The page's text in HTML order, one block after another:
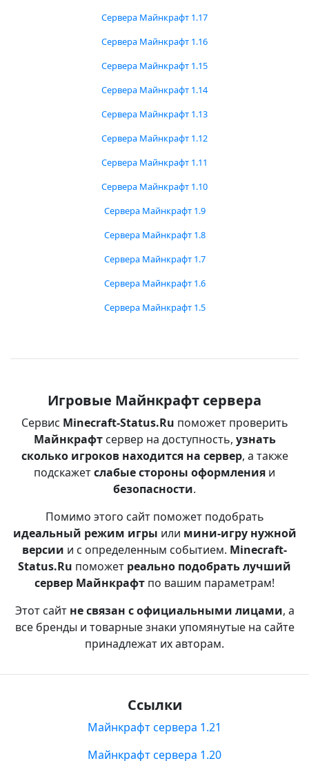
Сервера Майнкрафт 1.17
Сервера Майнкрафт 1.16
Сервера Майнкрафт 1.15
Сервера Майнкрафт 1.14
Сервера Майнкрафт 1.13
Сервера Майнкрафт 1.12
Сервера Майнкрафт 1.11
Сервера Майнкрафт 1.10
Сервера Майнкрафт 1.9
Сервера Майнкрафт 1.8
Сервера Майнкрафт 1.7
Сервера Майнкрафт 1.6
Сервера Майнкрафт 1.5
Игровые Майнкрафт сервера
Сервис Minecraft-Status.Ru поможет проверить
Майнкрафтсервер на доступность, узнать
сколько игроков находится на сервер, а также
подскажетслабые стороны оформления и
безопасности.
Помимо этого сайт поможет подобрать
идеальный режим игры или мини-игру нужной
версии и с определенным событием. Minecraft-
Status.Ru поможет реально подобрать лучший
сервер Майнкрафт по вашим параметрам!
Этот сайт не связан с официальными лицами, а
все бренды и товарные знаки упомянутые на сайте
принадлежат их авторам.
Ссылки
Майнкрафт сервера 1.21
Майнкрафт сервера 1.20